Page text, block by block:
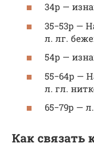
34р —
35−53р —
л. лг.
54р —
55−64р —
л. гл.
65−79р —
Как связать